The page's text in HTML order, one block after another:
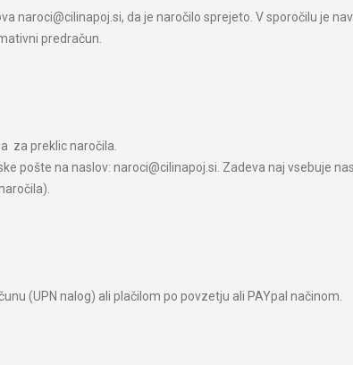
naroci@cilinapoj.si, da je naročilo sprejeto. V sporočilu je
predračun.
za preklic naročila.
pošte na naslov: naroci@cilinapoj.si. Zadeva naj vsebuje
(UPN nalog) ali plačilom po povzetju ali PAYpal načinom.